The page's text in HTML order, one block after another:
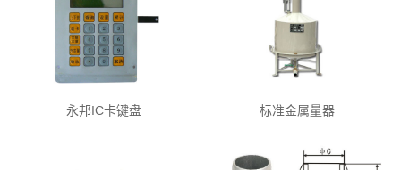
永邦IC卡键盘 标准金属量器